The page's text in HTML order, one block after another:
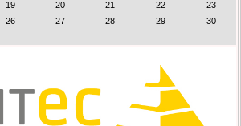
19 20 21 22
23
26 27 28 29
30